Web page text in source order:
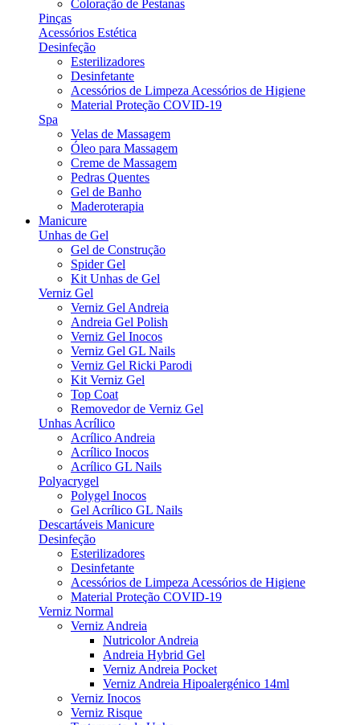
Coloração de Pestanas
Pinças
Acessórios Estética
Desinfeção
Esterilizadores
Desinfetante
Acessórios de Limpeza Acessórios de Higiene
Material Proteção COVID-19
Spa
Velas de Massagem
Óleo para Massagem
Creme de Massagem
Pedras Quentes
Gel de Banho
Maderoterapia
Manicure
Unhas de Gel
Gel de Construção
Spider Gel
Kit Unhas de Gel
Verniz Gel
Verniz Gel Andreia
Andreia Gel Polish
Verniz Gel Inocos
Verniz Gel GL Nails
Verniz Gel Ricki Parodi
Kit Verniz Gel
Top Coat
Removedor de Verniz Gel
Unhas Acrílico
Acrílico Andreia
Acrílico Inocos
Acrílico GL Nails
Polyacrygel
Polygel Inocos
Gel Acrílico GL Nails
Descartáveis Manicure
Desinfeção
Esterilizadores
Desinfetante
Acessórios de Limpeza Acessórios de Higiene
Material Proteção COVID-19
Verniz Normal
Verniz Andreia
Nutricolor Andreia
Andreia Hybrid Gel
Verniz Andreia Pocket
Verniz Andreia Hipoalergénico 14ml
Verniz Inocos
Verniz Risque